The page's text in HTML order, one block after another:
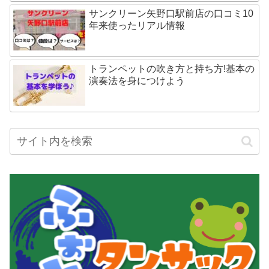
サンクリーン矢野口駅前店の口コミ10
年来使ったリアル情報
トランペットの吹き方と持ち方!基本の
演奏法を身につけよう